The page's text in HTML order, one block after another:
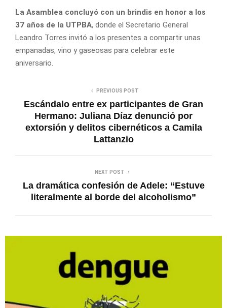
La Asamblea concluyó con un brindis en honor a los
37 años de la UTPBA, donde el Secretario General
Leandro Torres invitó a los presentes a compartir unas
empanadas, vino y gaseosas para celebrar este
aniversario.
PREVIOUS POST
Escándalo entre ex participantes de Gran
Hermano: Juliana Díaz denunció por
extorsión y delitos cibernéticos a Camila
Lattanzio
NEXT POST
La dramática confesión de Adele: “Estuve
literalmente al borde del alcoholismo”